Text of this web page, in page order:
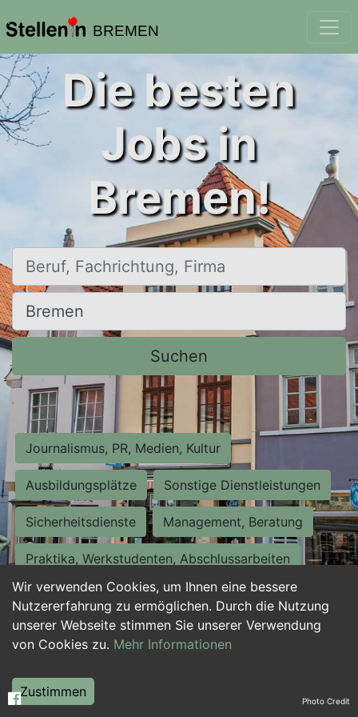
BREMEN
Wir verwenden Cookies, um Ihnen eine bessere
Nutzererfahrung zu ermöglichen. Durch die Nutzung
unserer Webseite stimmen Sie unserer Verwendung
von Cookies zu. Mehr Informationen
Zustimmen
Die besten
Jobs in
Bremen!
Beruf, Fachrichtung, Firma
Ort, Stadt
Suchen
Journalismus, PR, Medien, Kultur
Ausbildungsplätze Sonstige Dienstleistungen
Sicherheitsdienste Management, Beratung
Praktika, Werkstudenten, Abschlussarbeiten
Personalwesen Assistenz, Sekretariat
Hilfskräfte, Aushilfs- und Nebenjobs
Weiterbildung, Studium, duale Ausbildung Photo Credit